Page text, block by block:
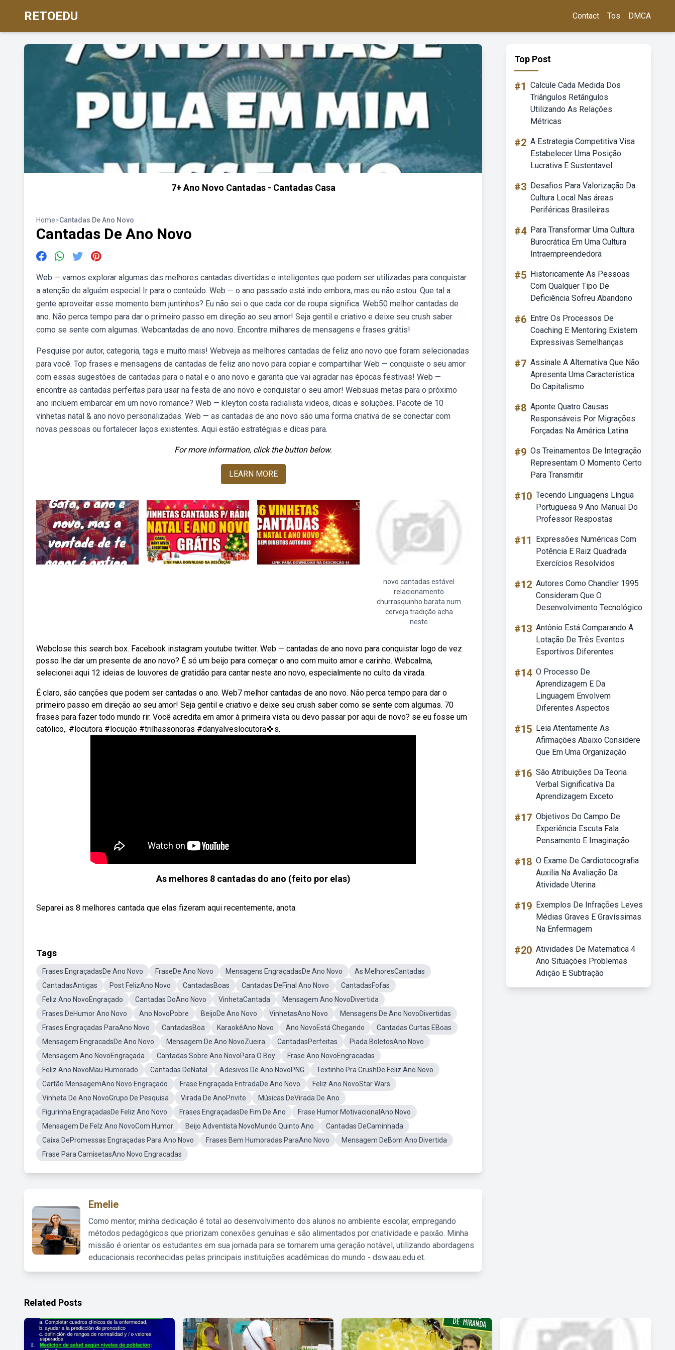
RETOEDU Contact Tos DMCA
7+ Ano Novo Cantadas - Cantadas Casa
Home>Cantadas De Ano Novo
Cantadas De Ano Novo
Web — vamos explorar algumas das melhores cantadas divertidas e inteligentes que podem ser utilizadas para conquistar
a atenção de alguém especial Ir para o conteúdo. Web — o ano passado está indo embora, mas eu não estou. Que tal a
gente aproveitar esse momento bem juntinhos? Eu não sei o que cada cor de roupa significa. Web50 melhor cantadas de
ano. Não perca tempo para dar o primeiro passo em direção ao seu amor! Seja gentil e criativo e deixe seu crush saber
como se sente com algumas. Webcantadas de ano novo. Encontre milhares de mensagens e frases grátis!
Pesquise por autor, categoria, tags e muito mais! Webveja as melhores cantadas de feliz ano novo que foram selecionadas
para você. Top frases e mensagens de cantadas de feliz ano novo para copiar e compartilhar Web — conquiste o seu amor
com essas sugestões de cantadas para o natal e o ano novo e garanta que vai agradar nas épocas festivas! Web —
encontre as cantadas perfeitas para usar na festa de ano novo e conquistar o seu amor! Websuas metas para o próximo
ano incluem embarcar em um novo romance? Web — kleyton costa radialista videos, dicas e soluções. Pacote de 10
vinhetas natal & ano novo personalizadas. Web — as cantadas de ano novo são uma forma criativa de se conectar com
novas pessoas ou fortalecer laços existentes. Aqui estão estratégias e dicas para.
For more information, click the button below.
LEARN MORE
novo cantadas estável
relacionamento
churrasquinho barata num
cerveja tradição acha
neste
Webclose this search box. Facebook instagram youtube twitter. Web — cantadas de ano novo para conquistar logo de vez
posso lhe dar um presente de ano novo? É só um beijo para começar o ano com muito amor e carinho. Webcalma,
selecionei aqui 12 ideias de louvores de gratidão para cantar neste ano novo, especialmente no culto da virada.
É claro, são canções que podem ser cantadas o ano. Web7 melhor cantadas de ano novo. Não perca tempo para dar o
primeiro passo em direção ao seu amor! Seja gentil e criativo e deixe seu crush saber como se sente com algumas. 70
frases para fazer todo mundo rir. Você acredita em amor à primeira vista ou devo passar por aqui de novo? se eu fosse um
católico,. #locutora #locução #trilhassonoras #danyalveslocutora🍀s.
As melhores 8 cantadas do ano (feito por elas)
Separei as 8 melhores cantada que elas fizeram aqui recentemente, anota.
Tags
Frases EngraçadasDe Ano Novo FraseDe Ano Novo Mensagens EngraçadasDe Ano Novo
As MelhoresCantadas
CantadasAntigas
Post FelizAno Novo CantadasBoas Cantadas DeFinal Ano Novo
CantadasFofas
Feliz Ano NovoEngraçado
Cantadas DoAno Novo VinhetaCantada
Mensagem Ano NovoDivertida
Frases DeHumor Ano Novo
Ano NovoPobre BeijoDe Ano Novo VinhetasAno Novo
Mensagens De Ano NovoDivertidas
Frases Engraçadas ParaAno Novo
CantadasBoa KaraokêAno Novo Ano NovoEstá Chegando
Cantadas Curtas EBoas
Mensagem EngracadsDe Ano Novo
Mensagem De Ano NovoZueira CantadasPerfeitas
Piada BoletosAno Novo
Mensagem Ano NovoEngraçada
Cantadas Sobre Ano NovoPara O Boy
Frase Ano NovoEngracadas
Feliz Ano NovoMau Humorado
Cantadas DeNatal Adesivos De Ano NovoPNG
Textinho Pra CrushDe Feliz Ano Novo
Cartão MensagemAno Novo Engraçado
Frase Engraçada EntradaDe Ano Novo
Feliz Ano NovoStar Wars
Vinheta De Ano NovoGrupo De Pesquisa
Virada De AnoPrivite
Músicas DeVirada De Ano
Figurinha EngraçadasDe Feliz Ano Novo
Frases EngraçadasDe Fim De Ano
Frase Humor MotivacionalAno Novo
Mensagem De Felz Ano NovoCom Humor
Beijo Adventista NovoMundo Quinto Ano
Cantadas DeCaminhada
Caixa DePromessas Engraçadas Para Ano Novo
Frases Bem Humoradas ParaAno Novo
Mensagem DeBom Ano Divertida
Frase Para CamisetasAno Novo Engracadas
Emelie
Como mentor, minha dedicação é total ao desenvolvimento dos alunos no ambiente escolar, empregando
métodos pedagógicos que priorizam conexões genuínas e são alimentados por criatividade e paixão. Minha
missão é orientar os estudantes em sua jornada para se tornarem uma geração notável, utilizando abordagens
educacionais reconhecidas pelas principais instituições acadêmicas do mundo - dsw.aau.edu.et.
Top Post
#1 Calcule Cada Medida Dos
Triângulos Retângulos
Utilizando As Relações
Métricas
#2 A Estrategia Competitiva Visa
Estabelecer Uma Posição
Lucrativa E Sustentavel
#3 Desafios Para Valorização Da
Cultura Local Nas áreas
Periféricas Brasileiras
#4 Para Transformar Uma Cultura
Burocrática Em Uma Cultura
Intraempreendedora
#5 Historicamente As Pessoas
Com Qualquer Tipo De
Deficiência Sofreu Abandono
#6 Entre Os Processos De
Coaching E Mentoring Existem
Expressivas Semelhanças
#7 Assinale A Alternativa Que Não
Apresenta Uma Característica
Do Capitalismo
#8 Aponte Quatro Causas
Responsáveis Por Migrações
Forçadas Na América Latina
#9 Os Treinamentos De Integração
Representam O Momento Certo
Para Transmitir
#10 Tecendo Linguagens Língua
Portuguesa 9 Ano Manual Do
Professor Respostas
#11
Expressões Numéricas Com
Potência E Raiz Quadrada
Exercícios Resolvidos
#12 Autores Como Chandler 1995
Consideram Que O
Desenvolvimento Tecnológico
#13 Antônio Está Comparando A
Lotação De Três Eventos
Esportivos Diferentes
#14 O Processo De
Aprendizagem E Da
Linguagem Envolvem
Diferentes Aspectos
#15 Leia Atentamente As
Afirmações Abaixo Considere
Que Em Uma Organização
#16 São Atribuições Da Teoria
Verbal Significativa Da
Aprendizagem Exceto
#17 Objetivos Do Campo De
Experiência Escuta Fala
Pensamento E Imaginação
#18 O Exame De Cardiotocografia
Auxilia Na Avaliação Da
Atividade Uterina
#19 Exemplos De Infrações Leves
Médias Graves E Gravíssimas
Na Enfermagem
#20 Atividades De Matematica 4
Ano Situações Problemas
Adição E Subtração
Related Posts